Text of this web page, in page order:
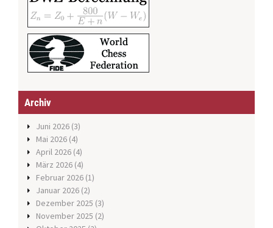
Archiv
Juni 2026 (3)
Mai 2026 (4)
April 2026 (4)
März 2026 (4)
Februar 2026 (1)
Januar 2026 (2)
Dezember 2025 (3)
November 2025 (2)